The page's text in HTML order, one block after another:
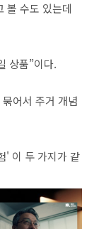
볼 수도 있는데
상품”이다.
어서 주거 개념
' 이 두 가지가 같